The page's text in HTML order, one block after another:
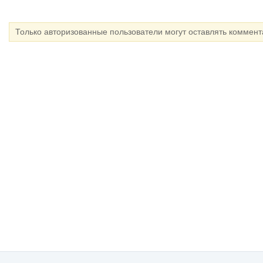
Только авторизованные пользователи могут оставлять